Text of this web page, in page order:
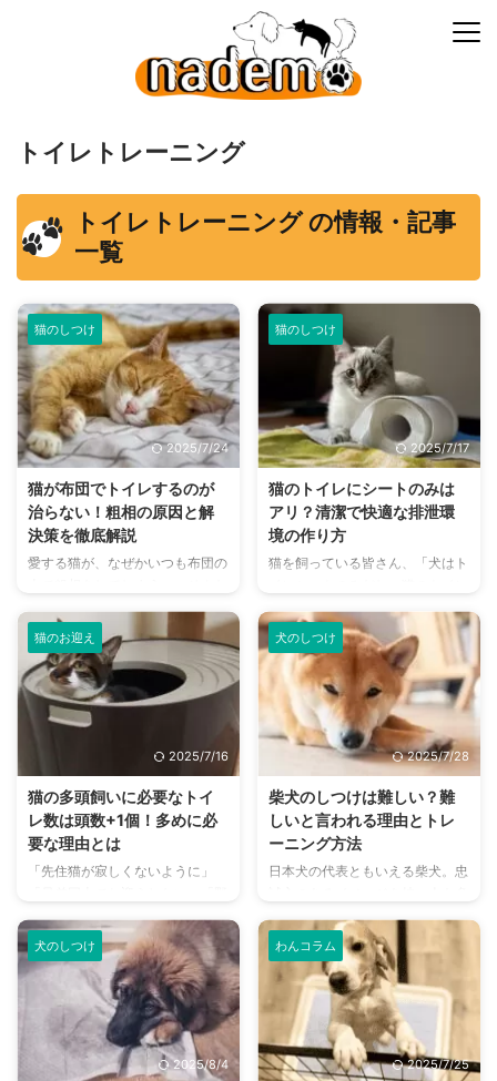
トイレトレーニング
トイレトレーニング の情報・記事
一覧
猫のしつけ
2025/7/24
猫が布団でトイレするのが
治らない！粗相の原因と解
決策を徹底解説
愛する猫が、なぜかいつも布団の
お悩みを抱えていませんか？「何
度しつけても治らない」「もう諦
めるしかないの？」と途方に暮れ
ている飼い主さんもいるかもしれ
ません。 しかし、猫が布団でト
イレをしてしまう行動は、単なる
なく、猫からの何らかのSOSサイ
ンであることがほとんどです。
この問題は、泌尿器系の病気か
ら、トイレ環境への不満、ストレ
ス、分離不安など、さまざまな原
因が考えられます。原因を正しく
ば、粗相はなかなか治らず、飼い
...
猫のしつけ
2025/7/17
猫のトイレにシートのみは
アリ？清潔で快適な排泄環
境の作り方
猫を飼っている皆さん、「犬はト
もトイレシートのみというのもあ
りなのでは？」と疑問に思ったこ
とはありませんか。 一般的な猫
のトイレには猫砂を使用します
が、中には「シートだけで済ませ
たい」「猫砂の飛び散りが気にな
る」といった理由から、トイレシ
ートだけの使用を検討している飼
い主さんもいらっしゃるかもしれ
ません。 しかし、猫には特有の
排泄習性があり、シートのみでの
使用は猫にとってストレスになる
可能性も。 この記事では、猫の
合のメリット・デメリット、猫の
習 ...
猫のお迎え
2025/7/16
猫の多頭飼いに必要なトイ
レ数は頭数+1個！多めに必
要な理由とは
「先住猫が寂しくないように」
良猫を保護した」そのような理由
から、猫の多頭飼いを検討する人
も多いことでしょう。 複数の猫
と暮らすにあたって気になること
はたくさんありますが、その中の
ひとつがトイレ問題。トイレはど
のように用意し使い分ければよい
のか、迷ってしまいますよね。
犬のしつけ
2025/7/28
柴犬のしつけは難しい？難
しいと言われる理由とトレ
ーニング方法
日本犬の代表ともいえる柴犬。忠
いですが、しつけが難しい犬種と
も言われています。 昔ながらの
日本犬ではありますが、しっかり
としたしつけをしなければ思わぬ
事故やトラブルに遭遇すること
も。 そういった事故が起こる前
に知っておきたい柴犬のこと。特
に本記事では、柴犬のしつけにつ
犬のしつけ
2025/8/4
わんコラム
2025/7/25